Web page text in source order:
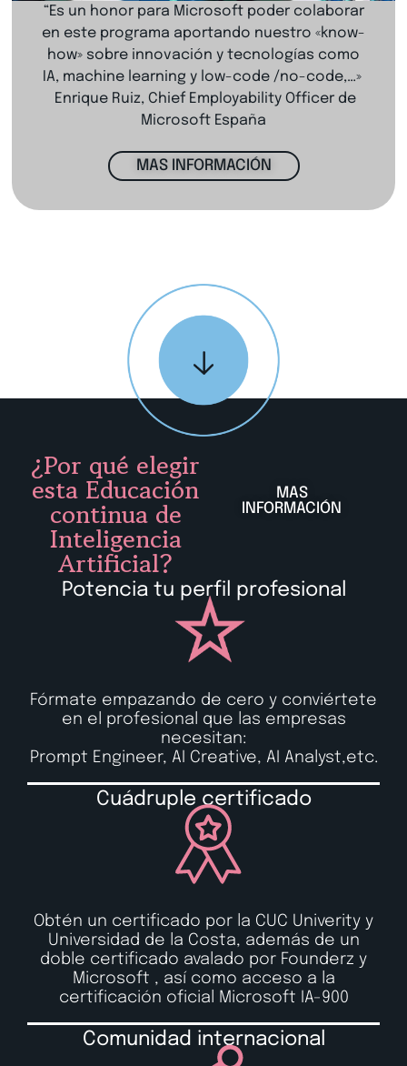
“Es un honor para Microsoft poder colaborar
en este programa aportando nuestro «know-
how» sobre innovación y tecnologías como
IA, machine learning y low-code /no-code,…»
Enrique Ruiz, Chief Employability Officer de
Microsoft España
MAS INFORMACIÓN
¿Por qué elegir
esta Educación
continua de
Inteligencia
Artificial?
MAS
INFORMACIÓN
Potencia tu perfil profesional
Fórmate empazando de cero y conviértete
en el profesional que las empresas
necesitan:
Prompt Engineer, AI Creative, AI Analyst,etc.
Cuádruple certificado
Obtén un certificado por la CUC Univerity y
Universidad de la Costa, además de un
doble certificado avalado por Founderz y
Microsoft , así como acceso a la
certificación oficial Microsoft IA-900
Comunidad internacional